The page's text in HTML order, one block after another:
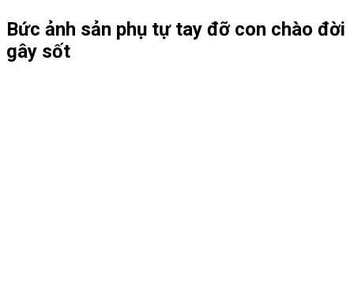
Bức ảnh sản phụ tự tay đỡ con chào đời
gây sốt